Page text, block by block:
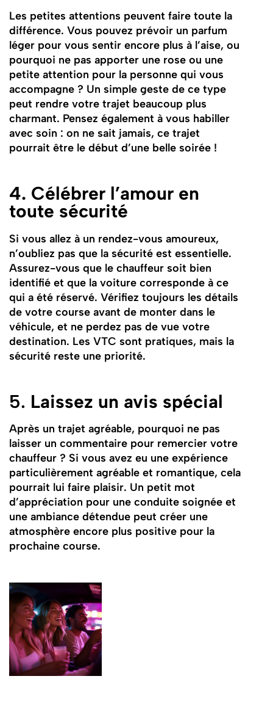
Les petites attentions peuvent faire toute la
différence. Vous pouvez prévoir un parfum
léger pour vous sentir encore plus à l’aise, ou
pourquoi ne pas apporter une rose ou une
petite attention pour la personne qui vous
accompagne ? Un simple geste de ce type
peut rendre votre trajet beaucoup plus
charmant. Pensez également à vous habiller
avec soin : on ne sait jamais, ce trajet
pourrait être le début d’une belle soirée !
4. Célébrer l’amour en
toute sécurité
Si vous allez à un rendez-vous amoureux,
n’oubliez pas que la sécurité est essentielle.
Assurez-vous que le chauffeur soit bien
identifié et que la voiture corresponde à ce
qui a été réservé. Vérifiez toujours les détails
de votre course avant de monter dans le
véhicule, et ne perdez pas de vue votre
destination. Les VTC sont pratiques, mais la
sécurité reste une priorité.
5. Laissez un avis spécial
Après un trajet agréable, pourquoi ne pas
laisser un commentaire pour remercier votre
chauffeur ? Si vous avez eu une expérience
particulièrement agréable et romantique, cela
pourrait lui faire plaisir. Un petit mot
d’appréciation pour une conduite soignée et
une ambiance détendue peut créer une
atmosphère encore plus positive pour la
prochaine course.